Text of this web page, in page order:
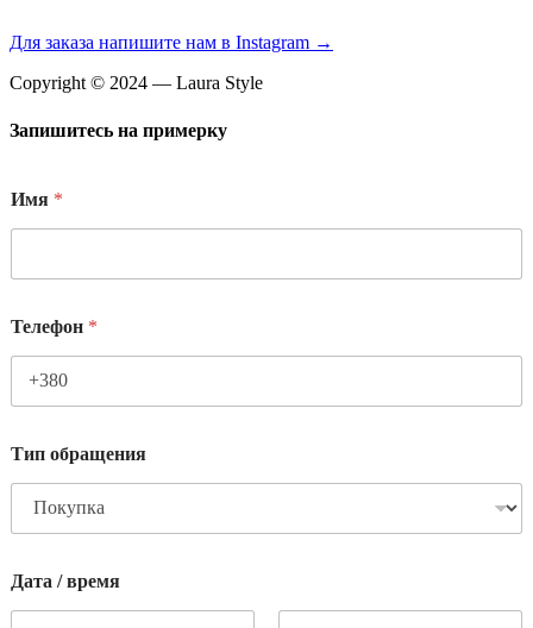
Для заказа напишите нам в Instagram →
Copyright © 2024 — Laura Style
Запишитесь на примерку
Имя *
Телефон *
Тип обращения
Дата / время